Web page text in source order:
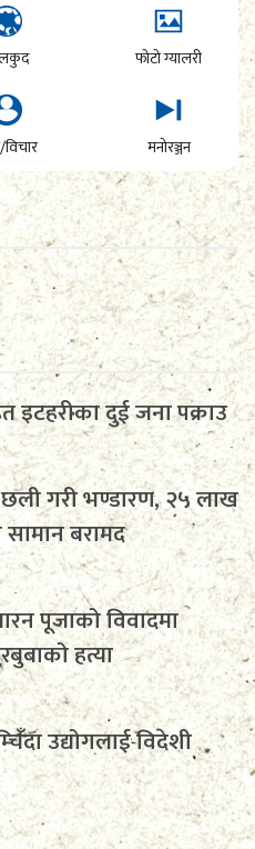
फोटो ग्यालरी
मनोरञ्जन
इटहरीका दुई जना पक्राउ
गरी भण्डारण, २५ लाख
बरामद
पूजाको विवादमा
हत्या
उद्योगलाई विदेशी